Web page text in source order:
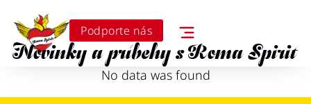
Podporte nás
Novinky a príbehy s Roma Spirit
No data was found